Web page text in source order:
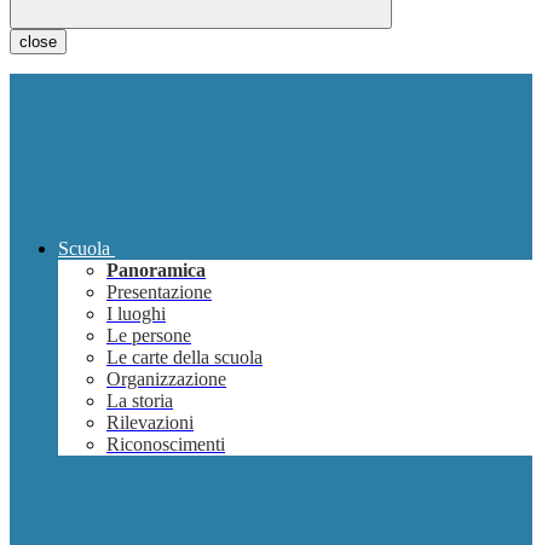
close
Scuola
Panoramica
Presentazione
I luoghi
Le persone
Le carte della scuola
Organizzazione
La storia
Rilevazioni
Riconoscimenti